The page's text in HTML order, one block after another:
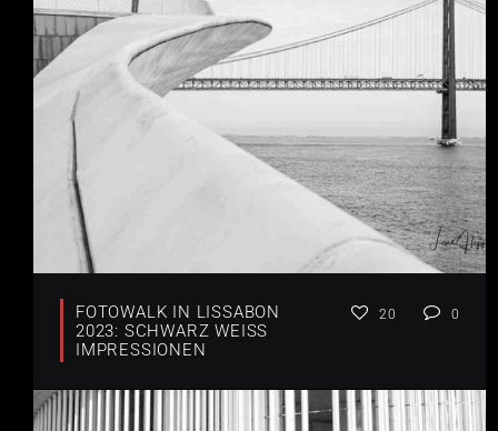
FOTOWALK IN LISSABON
2023: SCHWARZ WEISS I
MPRESSIONEN
20 0